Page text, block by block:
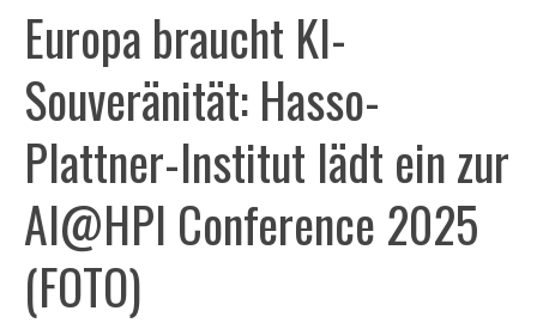
Europa braucht KI-
Souveränität: Hasso-
Plattner-Institut lädt ein zur
AI@HPI Conference 2025
(FOTO)